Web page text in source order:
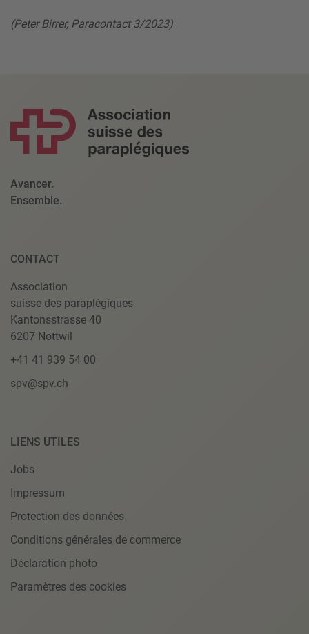
(Peter Birrer, Paracontact 3/2023)
Avancer.
Ensemble.
CONTACT
Association
suisse des paraplégiques
Kantonsstrasse 40
6207 Nottwil
+41 41 939 54 00
spv@spv.ch
LIENS UTILES
Jobs
Impressum
Protection des données
Conditions générales de commerce
Déclaration photo
Paramètres des cookies